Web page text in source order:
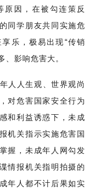
原因，在被勾连策反
同学朋友共同实施危
乐，极易出现“传销
、影响危害大。
人人生观、世界观尚
对危害国家安全行为
和利益诱惑下，未成
机关指示实施危害国
握，未成年人网勾发
情报机关指明拍摄的
年人都不计后果如实